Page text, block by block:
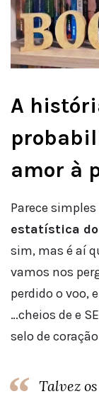
A
amor à
Parece
estatística
sim, mas é aí
vamos nos
perdido o voo,
…cheios de e
selo de
Talvez